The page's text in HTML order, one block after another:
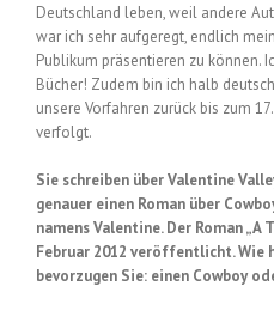
Deutschland leben, weil andere
war ich sehr aufgeregt, endlich
Publikum präsentieren zu können.
Bücher! Zudem bin ich halb
unsere Vorfahren zurück bis zum
verfolgt.
Sie schreiben über Valentine
genauer einen Roman über
namens Valentine. Der Roman
Februar 2012 veröffentlicht. Wie
bevorzugen Sie: einen Cowboy